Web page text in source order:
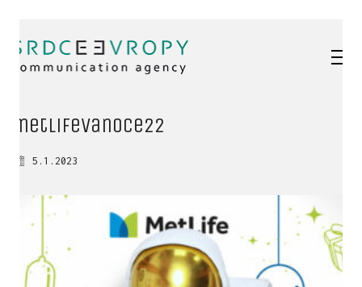
metlifeVanoce22
5.1.2023